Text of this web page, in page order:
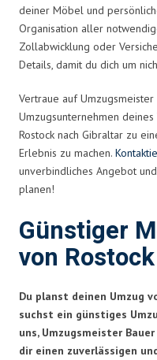
deiner Möbel und
Organisation aller
Zollabwicklung oder
Details, damit du dich um
Vertraue auf Umzugsmeister
Umzugsunternehmen
Rostock nach Gibraltar zu
Erlebnis zu machen.
unverbindliches Angebot
planen!
Günstiger
von
Du planst deinen Umzug
suchst ein günstiges
uns, Umzugsmeister
dir einen zuverlässigen